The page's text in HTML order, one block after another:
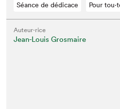
Séance de dédicace Pour
Auteur·rice
Jean-Louis Grosmaire